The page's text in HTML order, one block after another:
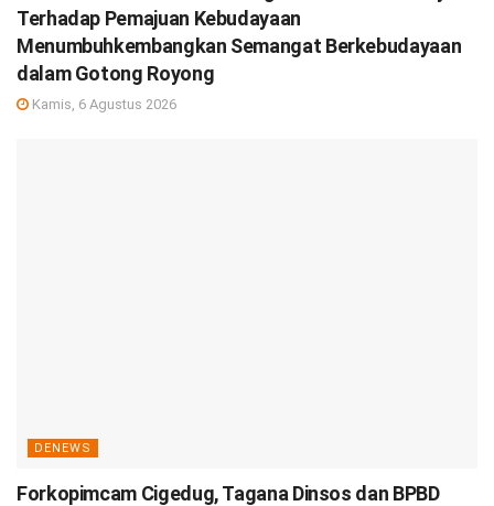
Terhadap Pemajuan Kebudayaan
Menumbuhkembangkan Semangat Berkebudayaan
dalam Gotong Royong
Kamis, 6 Agustus 2026
DENEWS
Forkopimcam Cigedug, Tagana Dinsos dan BPBD